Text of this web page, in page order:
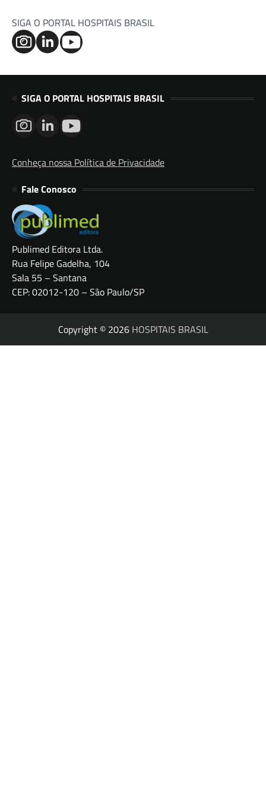
SIGA O PORTAL HOSPITAIS BRASIL
SIGA O PORTAL HOSPITAIS BRASIL
Conheça nossa Política de Privacidade
Fale Conosco
Publimed Editora Ltda.
Rua Felipe Gadelha, 104
Sala 55 – Santana
CEP: 02012-120 – São Paulo/SP
Copyright © 2026 HOSPITAIS BRASIL